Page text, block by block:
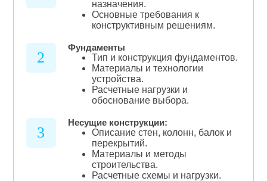
назначения.
Основные требования к
конструктивным решениям.
2
Фундаменты
Тип и конструкция фундаментов.
Материалы и технологии
устройства.
Расчетные нагрузки и
обоснование выбора.
3
Несущие конструкции:
Описание стен, колонн, балок и
перекрытий.
Материалы и методы
строительства.
Расчетные схемы и нагрузки.